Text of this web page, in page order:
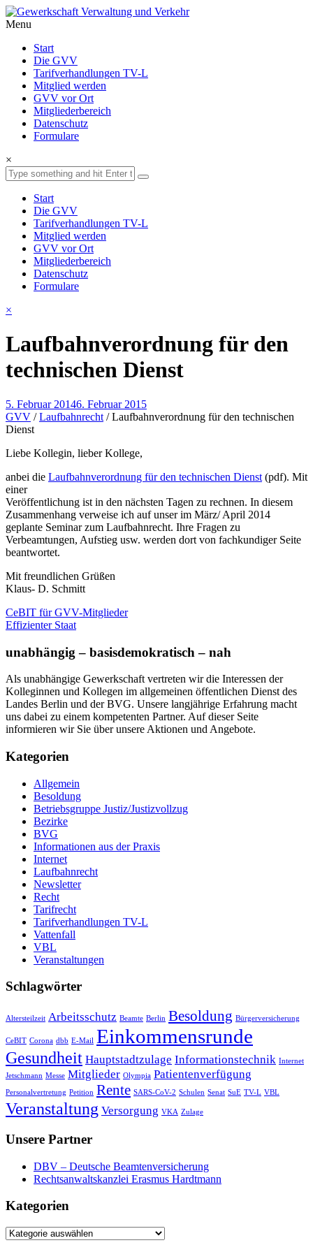
Menu
Start
Die GVV
Tarifverhandlungen TV-L
Mitglied werden
GVV vor Ort
Mitgliederbereich
Datenschutz
Formulare
×
Start
Die GVV
Tarifverhandlungen TV-L
Mitglied werden
GVV vor Ort
Mitgliederbereich
Datenschutz
Formulare
×
Laufbahnverordnung für den
technischen Dienst
5. Februar 20146. Februar 2015
GVV /Laufbahnrecht /Laufbahnverordnung für den technischen
Dienst
Liebe Kollegin, lieber Kollege,
anbei die Laufbahnverordnung für den technischen Dienst (pdf). Mit
einer
Veröffentlichung ist in den nächsten Tagen zu rechnen. In diesem
Zusammenhang verweise ich auf unser im März/ April 2014
geplante Seminar zum Laufbahnrecht. Ihre Fragen zu
Verbeamtungen, Aufstieg usw. werden dort von fachkundiger Seite
beantwortet.
Mit freundlichen Grüßen
Klaus- D. Schmitt
Beitragsnavigation
CeBIT für GVV-Mitglieder
Effizienter Staat
unabhängig – basisdemokratisch – nah
Als unabhängige Gewerkschaft vertreten wir die Interessen der
Kolleginnen und Kollegen im allgemeinen öffentlichen Dienst des
Landes Berlin und der BVG. Unsere langjährige Erfahrung macht
uns dabei zu einem kompetenten Partner. Auf dieser Seite
informieren wir Sie über unsere Aktionen und Angebote.
Kategorien
Allgemein
Besoldung
Betriebsgruppe Justiz/Justizvollzug
Bezirke
BVG
Informationen aus der Praxis
Internet
Laufbahnrecht
Newsletter
Recht
Tarifrecht
Tarifverhandlungen TV-L
Vattenfall
VBL
Veranstaltungen
Schlagwörter
Altersteilzeit Arbeitsschutz Beamte Berlin Besoldung Bürgerversicherung
CeBIT Corona dbb E-Mail Einkommensrunde
Gesundheit Hauptstadtzulage Informationstechnik Internet
Jetschmann Messe Mitglieder Olympia Patientenverfügung
Personalvertretung Petition Rente SARS-CoV-2 Schulen Senat SuE TV-L VBL
Veranstaltung Versorgung VKA Zulage
Unsere Partner
DBV – Deutsche Beamtenversicherung
Rechtsanwaltskanzlei Erasmus Hardtmann
Kategorien
Kategorien